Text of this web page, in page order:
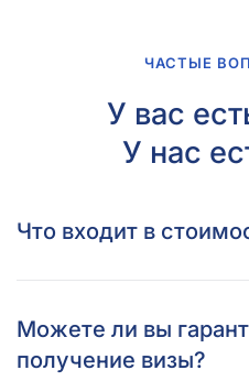
ЧАСТЫЕ
У вас
У нас
Что входит в
Можете ли вы
получение визы?